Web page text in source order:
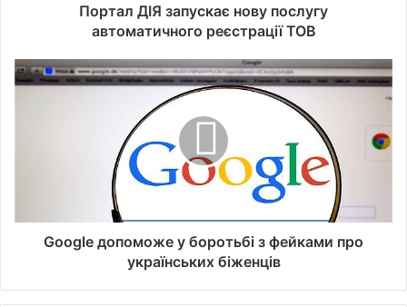
Портал ДІЯ запускає нову послугу
автоматичного реєстрації ТОВ
Google допоможе у боротьбі з фейками про
українських біженців